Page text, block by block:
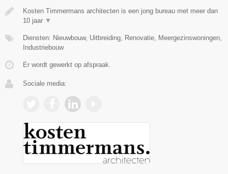
Kosten Timmermans architecten is een jong bureau met meer dan
10 jaar ▼
Diensten: Nieuwbouw, Uitbreiding, Renovatie, Meergezinswoningen,
Industriebouw
Er wordt gewerkt op afspraak.
Sociale media: